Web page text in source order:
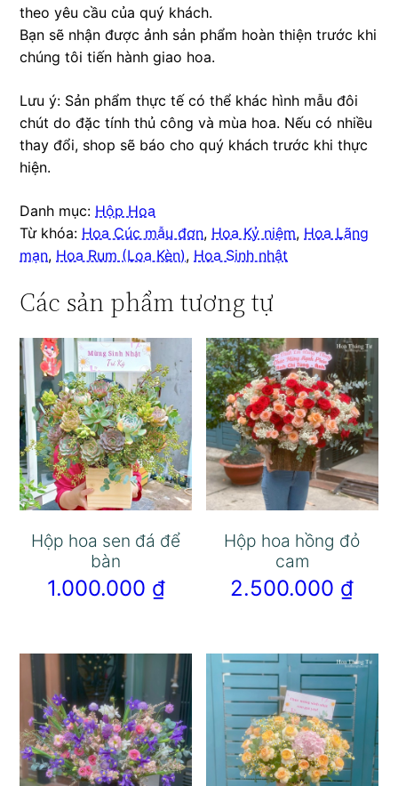
theo yêu cầu của quý khách.
Bạn sẽ nhận được ảnh sản phẩm hoàn thiện trước khi
chúng tôi tiến hành giao hoa.
Lưu ý: Sản phẩm thực tế có thể khác hình mẫu đôi
chút do đặc tính thủ công và mùa hoa. Nếu có nhiều
thay đổi, shop sẽ báo cho quý khách trước khi thực
hiện.
Danh mục: Hộp Hoa
Từ khóa: Hoa Cúc mẫu đơn, Hoa Kỷ niệm, Hoa Lãng
mạn, Hoa Rum (Loa Kèn), Hoa Sinh nhật
Các sản phẩm tương tự
Hộp hoa sen đá để
bàn
1.000.000 ₫
Hộp hoa hồng đỏ
cam
2.500.000 ₫